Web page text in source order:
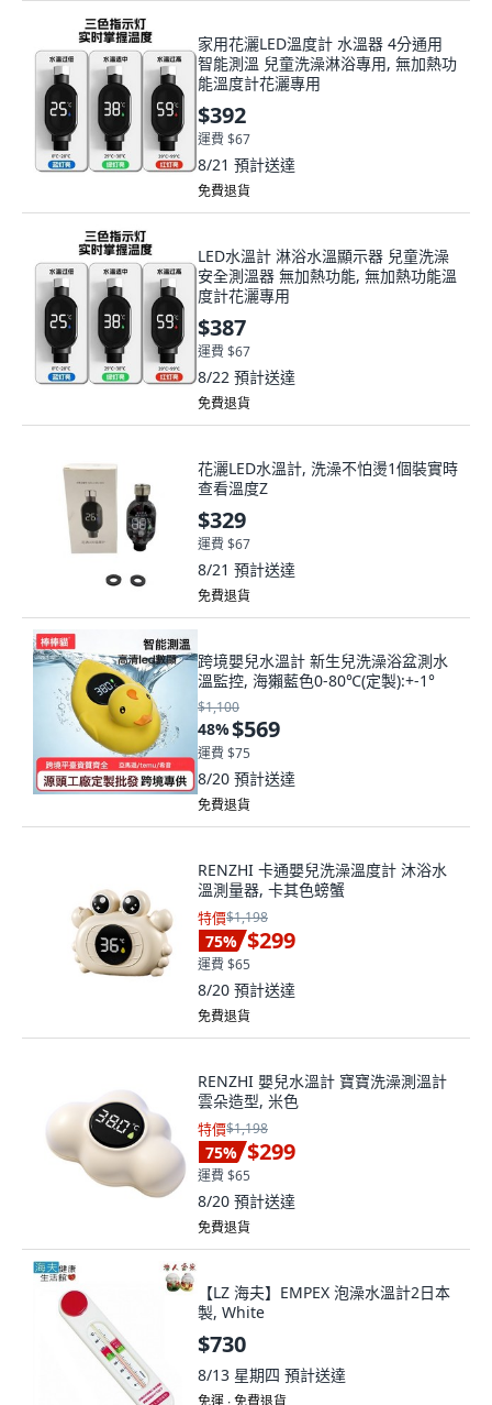
家用花灑LED溫度計 水溫器 4分通用
智能測溫 兒童洗澡淋浴專用, 無加熱功
能溫度計花灑專用
$392
運費 $67
8/21 預計送達
免費退貨
LED水溫計 淋浴水溫顯示器 兒童洗澡
安全測溫器 無加熱功能, 無加熱功能溫
度計花灑專用
$387
運費 $67
8/22 預計送達
免費退貨
花灑LED水溫計, 洗澡不怕燙1個裝實時
查看溫度Z
$329
運費 $67
8/21 預計送達
免費退貨
跨境嬰兒水溫計 新生兒洗澡浴盆測水
溫監控, 海獺藍色0-80℃(定製):+-1°
$1,100
48%$569
運費 $75
8/20 預計送達
免費退貨
RENZHI 卡通嬰兒洗澡溫度計 沐浴水
溫測量器, 卡其色螃蟹
特價$1,198
75% $299
運費 $65
8/20 預計送達
免費退貨
RENZHI 嬰兒水溫計 寶寶洗澡測溫計
雲朵造型, 米色
特價$1,198
75% $299
運費 $65
8/20 預計送達
免費退貨
【LZ 海夫】EMPEX 泡澡水溫計2日本
製, White
$730
8/13 星期四 預計送達
免運 ∙ 免費退貨